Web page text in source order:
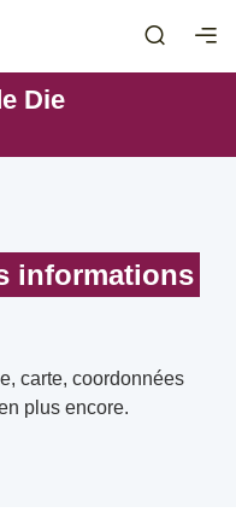
Die
informations
carte, coordonnées
plus encore.